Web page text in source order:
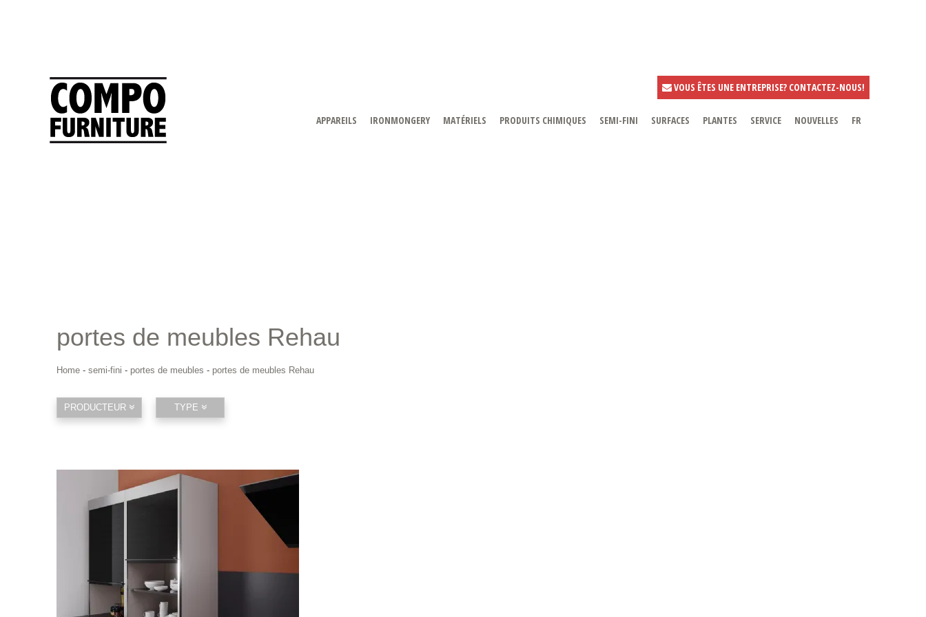
VOUS ÊTES UNE ENTREPRISE? CONTACTEZ-NOUS!
APPAREILS IRONMONGERY MATÉRIELS PRODUITS CHIMIQUES SEMI-FINI SURFACES PLANTES SERVICE NOUVELLES FR
portes de meubles Rehau
Home - semi-fini - portes de meubles - portes de meubles Rehau
PRODUCTEUR TYPE